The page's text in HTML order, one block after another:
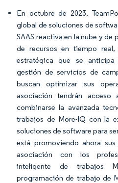
En octubre de 2023,
global de soluciones de
SAAS reactiva en la nube y
de recursos en tiempo real,
estratégica que se
gestión de servicios de
buscan optimizar sus
asociación tendrán acceso
combinarse la avanzada
trabajos de More-IQ con la
soluciones de software para
está promoviendo ahora
asociación con los
inteligente de trabajos
programación de trabajo de